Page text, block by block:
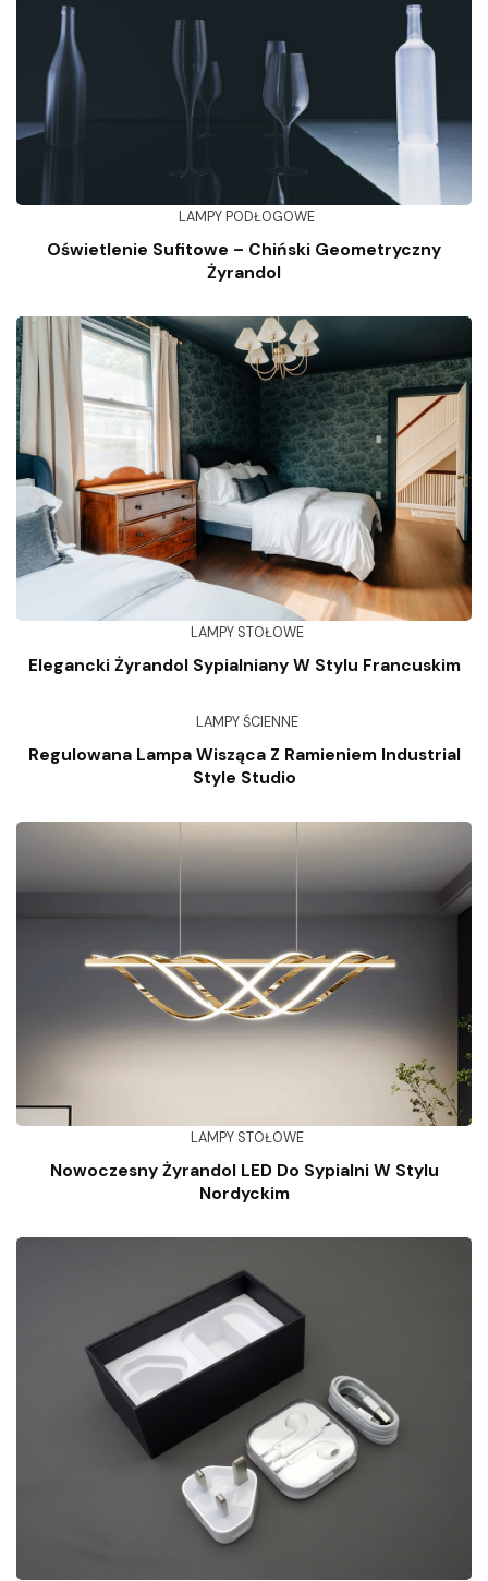
LAMPY PODŁOGOWE
Oświetlenie Sufitowe – Chiński Geometryczny
Żyrandol
LAMPY STOŁOWE
Elegancki Żyrandol Sypialniany W Stylu Francuskim
LAMPY ŚCIENNE
Regulowana Lampa Wisząca Z Ramieniem Industrial
Style Studio
LAMPY STOŁOWE
Nowoczesny Żyrandol LED Do Sypialni W Stylu
Nordyckim